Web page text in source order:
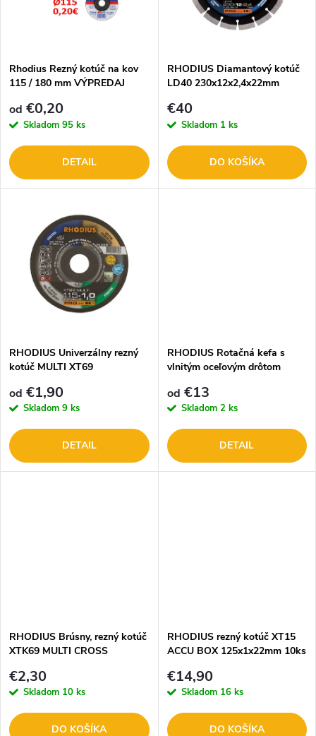
e
p
r
o
o
v
s
p
r
o
o
v
Rhodius Rezný kotúč na kov
115 / 180 mm VÝPREDAJ
od €0,20
Skladom 95 ks
DETAIL
RHODIUS Diamantový kotúč
LD40 230x12x2,4x22mm
€40
Skladom 1 ks
DO KOŠÍKA
RHODIUS Univerzálny rezný
kotúč MULTI XT69
od €1,90
Skladom 9 ks
DETAIL
RHODIUS Rotačná kefa s
vlnitým oceľovým drôtom
od €13
Skladom 2 ks
DETAIL
RHODIUS Brúsny, rezný kotúč
XTK69 MULTI CROSS
€2,30
Skladom 10 ks
DO KOŠÍKA
RHODIUS rezný kotúč XT15
ACCU BOX 125x1x22mm 10ks
€14,90
Skladom 16 ks
DO KOŠÍKA